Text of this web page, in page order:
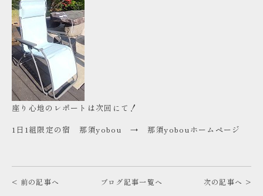
座り心地のレポートは次回にて！
1日1組限定の宿 那須yobou → 那須yobouホームページ
< 前の記事へ ブログ記事一覧へ 次の記事へ >